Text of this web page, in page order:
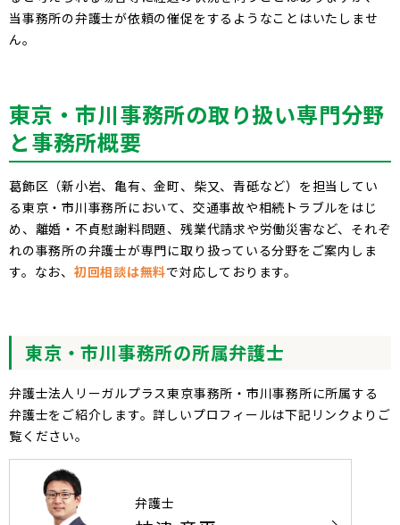
当事務所の弁護士が依頼の催促をするようなことはいたしませ
ん。
東京 市川事務所の取り扱い専門分野
と事務所概要
葛飾区（新小岩、亀有、金町、柴又、青砥など）を担当してい
る東京・市川事務所において、交通事故や相続トラブルをはじ
め、離婚・不貞慰謝料問題、残業代請求や労働災害など、それぞ
れの事務所の弁護士が専門に取り扱っている分野をご案内しま
す。なお、 初回相談は無料で対応しております。
東京 市川事務所の所属弁護士
弁護士法人リーガルプラス東京事務所・市川事務所に所属する
弁護士をご紹介します。詳しいプロフィールは下記リンクよりご
覧ください。
弁護士